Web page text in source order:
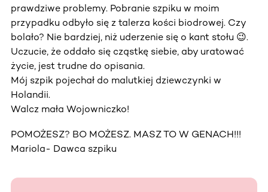
prawdziwe problemy. Pobranie szpiku w moim
przypadku odbyło się z talerza kości biodrowej. Czy
bolało? Nie bardziej, niż uderzenie się o kant stołu 😉.
Uczucie, że oddało się cząstkę siebie, aby uratować
życie, jest trudne do opisania.
Mój szpik pojechał do malutkiej dziewczynki w
Holandii.
Walcz mała Wojowniczko!
POMOŻESZ? BO MOŻESZ. MASZ TO W GENACH!!!
Mariola- Dawca szpiku